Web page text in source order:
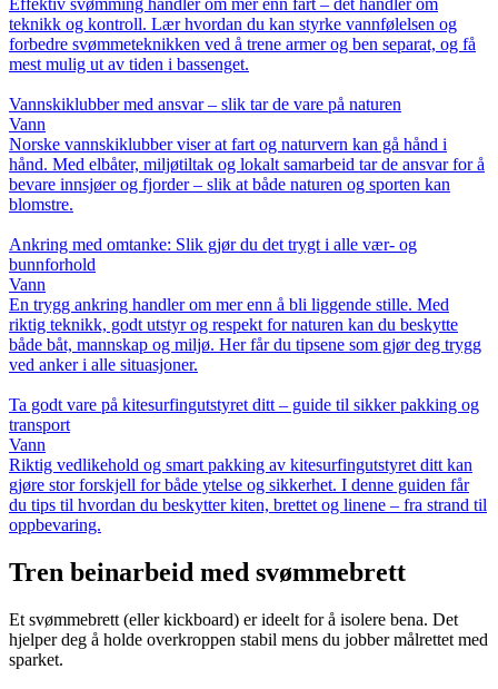
Effektiv svømming handler om mer enn fart – det handler om
teknikk og kontroll. Lær hvordan du kan styrke vannfølelsen og
forbedre svømmeteknikken ved å trene armer og ben separat, og få
mest mulig ut av tiden i bassenget.
Vannskiklubber med ansvar – slik tar de vare på naturen
Vann
Norske vannskiklubber viser at fart og naturvern kan gå hånd i
hånd. Med elbåter, miljøtiltak og lokalt samarbeid tar de ansvar for å
bevare innsjøer og fjorder – slik at både naturen og sporten kan
blomstre.
Ankring med omtanke: Slik gjør du det trygt i alle vær- og
bunnforhold
Vann
En trygg ankring handler om mer enn å bli liggende stille. Med
riktig teknikk, godt utstyr og respekt for naturen kan du beskytte
både båt, mannskap og miljø. Her får du tipsene som gjør deg trygg
ved anker i alle situasjoner.
Ta godt vare på kitesurfingutstyret ditt – guide til sikker pakking og
transport
Vann
Riktig vedlikehold og smart pakking av kitesurfingutstyret ditt kan
gjøre stor forskjell for både ytelse og sikkerhet. I denne guiden får
du tips til hvordan du beskytter kiten, brettet og linene – fra strand til
oppbevaring.
Tren beinarbeid med svømmebrett
Et svømmebrett (eller kickboard) er ideelt for å isolere bena. Det
hjelper deg å holde overkroppen stabil mens du jobber målrettet med
sparket.